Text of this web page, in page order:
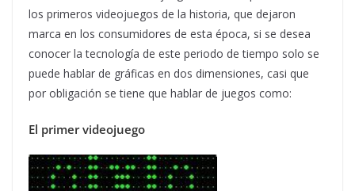
los primeros videojuegos de la historia, que dejaron
marca en los consumidores de esta época, si se desea
conocer la tecnología de este periodo de tiempo solo se
puede hablar de gráficas en dos dimensiones, casi que
por obligación se tiene que hablar de juegos como:
El primer videojuego